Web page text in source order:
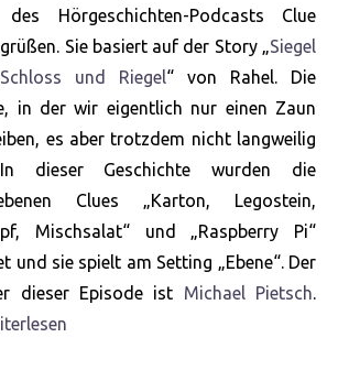
Hörgeschichten-Podcasts Clue
Sie basiert auf der Story „Siegel
und Riegel“ von Rahel. Die
in der wir eigentlich nur einen Zaun
es aber trotzdem nicht langweilig
dieser Geschichte wurden die
Clues „Karton, Legostein,
Mischsalat“ und „Raspberry Pi“
und sie spielt am Setting „Ebene“. Der
dieser Episode ist Michael Pietsch.